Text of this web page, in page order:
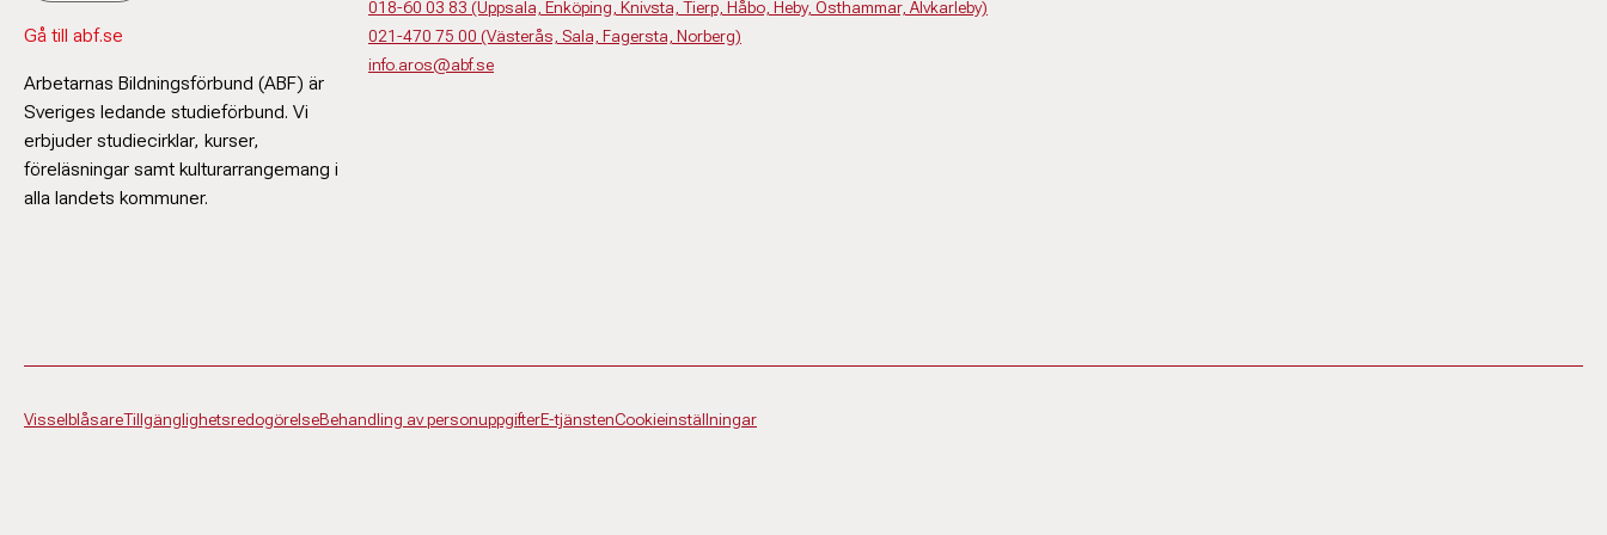
Gå till abf.se
Arbetarnas Bildningsförbund (ABF) är
Sveriges ledande studieförbund. Vi
erbjuder studiecirklar, kurser,
föreläsningar samt kulturarrangemang i
alla landets kommuner.
018-60 03 83 (Uppsala, Enköping, Knivsta, Tierp, Håbo, Heby, Östhammar, Älvkarleby)
021-470 75 00 (Västerås, Sala, Fagersta, Norberg)
info.aros@abf.se
VisselblåsareTillgänglighetsredogörelseBehandling av personuppgifterE-tjänstenCookieinställningar